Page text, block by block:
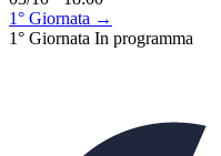
1° Giornata →
1° Giornata In programma